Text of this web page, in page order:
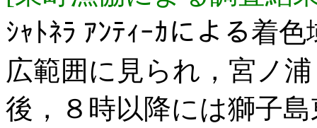
ｼｬﾄﾈﾗ ｱﾝﾃｨｰｶによる着
広範囲に見られ，宮ノ
後，８時以降には獅子